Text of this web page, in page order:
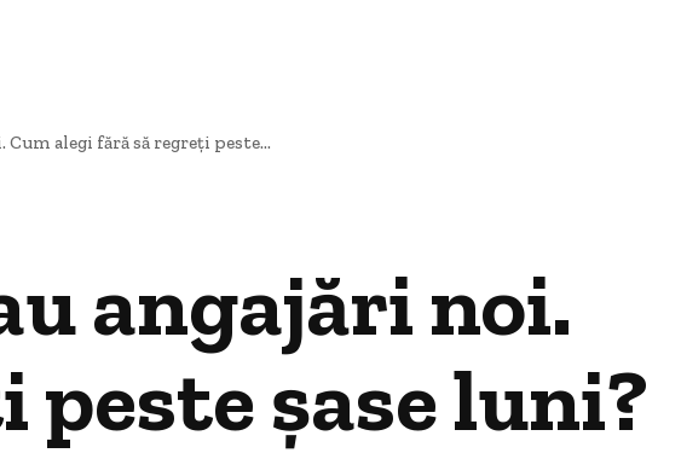
alegi fără să regreți peste...
angajări noi.
peste șase luni?